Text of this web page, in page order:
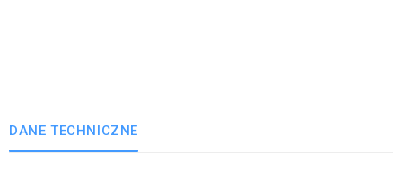
DANE TECHNICZNE